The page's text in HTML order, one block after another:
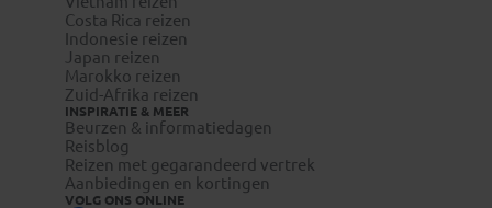
Costa Rica reizen
Indonesie reizen
Japan reizen
Marokko reizen
Zuid-Afrika reizen
INSPIRATIE & MEER
Beurzen & informatiedagen
Reisblog
Reizen met gegarandeerd vertrek
Aanbiedingen en kortingen
VOLG ONS ONLINE